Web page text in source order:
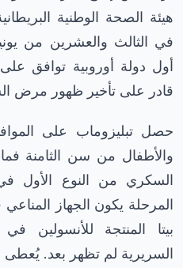
هيئة الصحة الوطنية
أول دولة أوروبية توافق
قادر على تأخير ظهور مرض
حصل تبليزوماب على
والأطفال من سن الثامنة
السكري من النوع الأول
المرحلة يكون الجهاز المناعي
بيتا المنتجة للأنسولين
السريرية لم تظهر بعد.